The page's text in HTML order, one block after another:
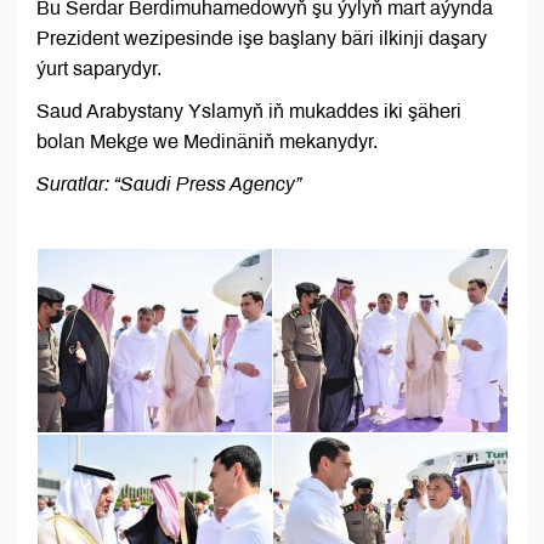
Bu Serdar Berdimuhamedowyň şu ýylyň mart aýynda
Prezident wezipesinde işe başlany bäri ilkinji daşary
ýurt saparydyr.
Saud Arabystany Yslamyň iň mukaddes iki şäheri
bolan Mekge we Medinäniň mekanydyr.
Suratlar: “Saudi Press Agency”